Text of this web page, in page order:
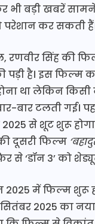
भी बड़ी खबरें
कर सकती
रणवीर सिंह की
पड़ी है। इस फिल्म
था लेकिन
बार टलती गई।
से शूट शुरू
दूसरी फिल्म
से ‘डॉन 3’ को
में फिल्म शुरू
2025 का